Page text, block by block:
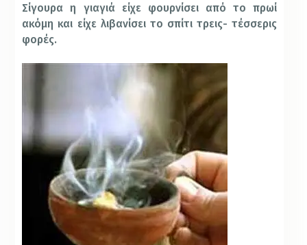
Σίγουρα η γιαγιά είχε φουρνίσει από το πρωί
ακόμη και είχε λιβανίσει το σπίτι τρεις- τέσσερις
φορές.